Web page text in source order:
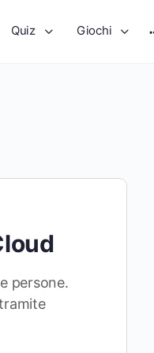
Quiz Giochi
persone.